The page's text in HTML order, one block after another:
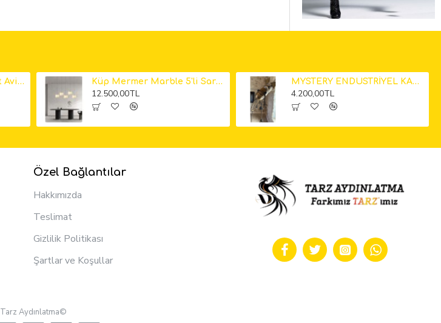
6'lı Bal Renkli Cam Sarkıt Avize Küp Mermer Marble 5'li Sarkıt Avize 12cm
12.500,00TL
MYSTERY ENDÜSTRİYEL KAMERA LAMBADER
4.200,00TL
Özel Bağlantılar
Hakkımızda
Teslimat
Gizlilik Politikası
Şartlar ve Koşullar
Tarz Aydınlatma©